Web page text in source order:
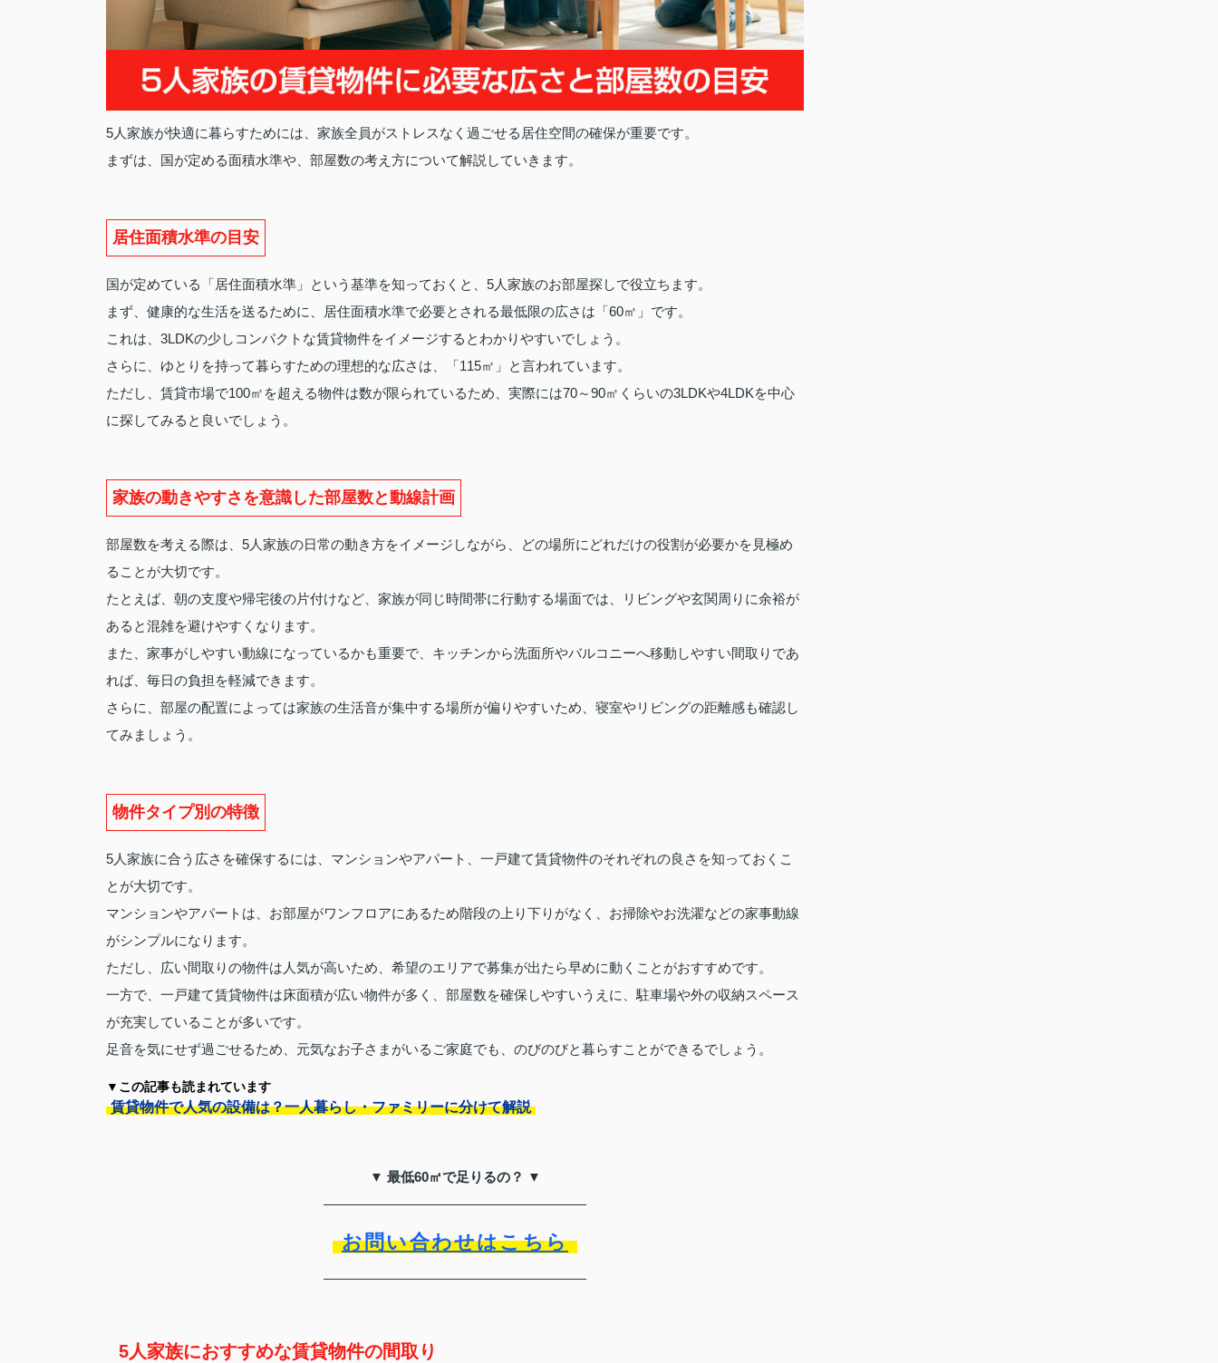
5人家族が快適に暮らすためには、家族全員がストレスなく過ごせる居住空間の確保が重要です。
まずは、国が定める面積水準や、部屋数の考え方について解説していきます。
居住面積水準の目安
国が定めている「居住面積水準」という基準を知っておくと、5人家族のお部屋探しで役立ちます。
まず、健康的な生活を送るために、居住面積水準で必要とされる最低限の広さは「60㎡」です。
これは、3LDKの少しコンパクトな賃貸物件をイメージするとわかりやすいでしょう。
さらに、ゆとりを持って暮らすための理想的な広さは、「115㎡」と言われています。
ただし、賃貸市場で100㎡を超える物件は数が限られているため、実際には70～90㎡くらいの3LDKや4LDKを中心
に探してみると良いでしょう。
家族の動きやすさを意識した部屋数と動線計画
部屋数を考える際は、5人家族の日常の動き方をイメージしながら、どの場所にどれだけの役割が必要かを見極め
ることが大切です。
たとえば、朝の支度や帰宅後の片付けなど、家族が同じ時間帯に行動する場面では、リビングや玄関周りに余裕が
あると混雑を避けやすくなります。
また、家事がしやすい動線になっているかも重要で、キッチンから洗面所やバルコニーへ移動しやすい間取りであ
れば、毎日の負担を軽減できます。
さらに、部屋の配置によっては家族の生活音が集中する場所が偏りやすいため、寝室やリビングの距離感も確認し
てみましょう。
物件タイプ別の特徴
5人家族に合う広さを確保するには、マンションやアパート、一戸建て賃貸物件のそれぞれの良さを知っておくこ
とが大切です。
マンションやアパートは、お部屋がワンフロアにあるため階段の上り下りがなく、お掃除やお洗濯などの家事動線
がシンプルになります。
ただし、広い間取りの物件は人気が高いため、希望のエリアで募集が出たら早めに動くことがおすすめです。
一方で、一戸建て賃貸物件は床面積が広い物件が多く、部屋数を確保しやすいうえに、駐車場や外の収納スペース
が充実していることが多いです。
足音を気にせず過ごせるため、元気なお子さまがいるご家庭でも、のびのびと暮らすことができるでしょう。
▼この記事も読まれています
賃貸物件で人気の設備は？一人暮らし・ファミリーに分けて解説
▼ 最低60㎡で足りるの？ ▼
お問い合わせはこちら
5人家族におすすめな賃貸物件の間取り